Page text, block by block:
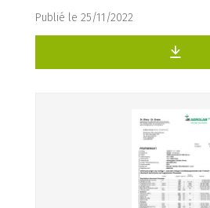
Publié le 25/11/2022